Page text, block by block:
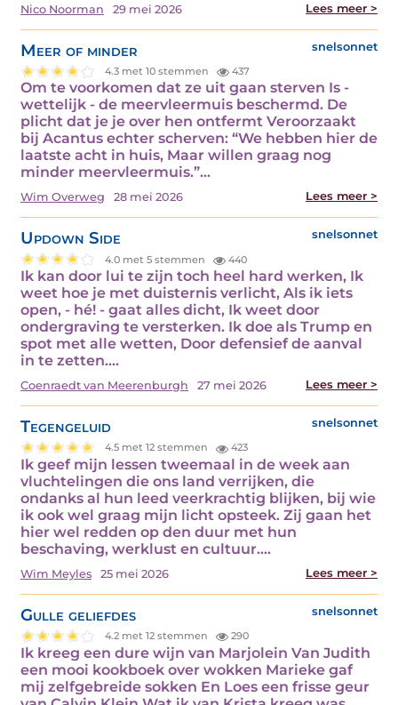
Nico Noorman 29 mei 2026 Lees meer >
Meer of minder snelsonnet
4.3 met 10 stemmen 437
Om te voorkomen dat ze uit gaan sterven Is -
wettelijk - de meervleermuis beschermd. De
plicht dat je je over hen ontfermt Veroorzaakt
bij Acantus echter scherven: “We hebben hier de
laatste acht in huis, Maar willen graag nog
minder meervleermuis.”…
Wim Overweg 28 mei 2026 Lees meer >
Updown Side snelsonnet
4.0 met 5 stemmen 440
Ik kan door lui te zijn toch heel hard werken, Ik
weet hoe je met duisternis verlicht, Als ik iets
open, - hé! - gaat alles dicht, Ik weet door
ondergraving te versterken. Ik doe als Trump en
spot met alle wetten, Door defensief de aanval
in te zetten.…
Coenraedt van Meerenburgh 27 mei 2026 Lees meer >
Tegengeluid snelsonnet
4.5 met 12 stemmen 423
Ik geef mijn lessen tweemaal in de week aan
vluchtelingen die ons land verrijken, die
ondanks al hun leed veerkrachtig blijken, bij wie
ik ook wel graag mijn licht opsteek. Zij gaan het
hier wel redden op den duur met hun
beschaving, werklust en cultuur.…
Wim Meyles 25 mei 2026 Lees meer >
Gulle geliefdes snelsonnet
4.2 met 12 stemmen 290
Ik kreeg een dure wijn van Marjolein Van Judith
een mooi kookboek over wokken Marieke gaf
mij zelfgebreide sokken En Loes een frisse geur